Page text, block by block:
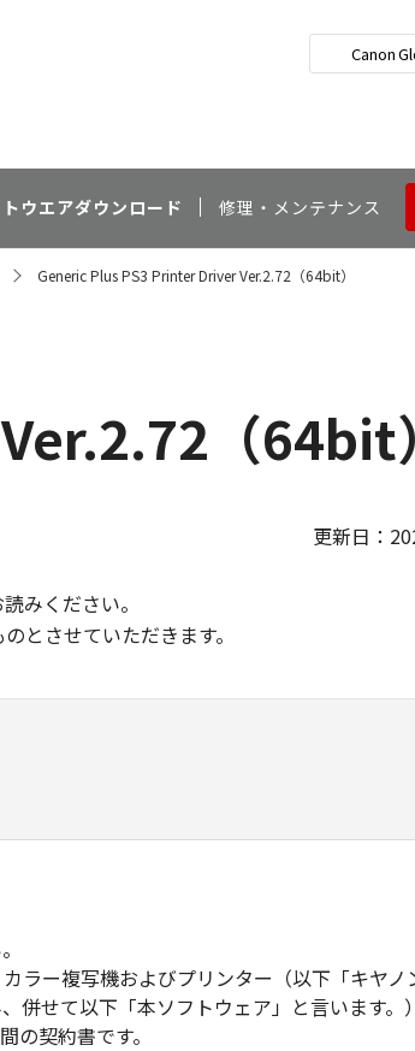
Canon
ウエアダウンロード 修理・メンテナンス
Generic Plus PS3 Printer Driver Ver.2.72（64bit）
（64bit）
更新日：
みください。
とさせていただきます。
ラー複写機およびプリンター（以下「キヤノ
併せて以下「本ソフトウェア」と言います。
の契約書です。